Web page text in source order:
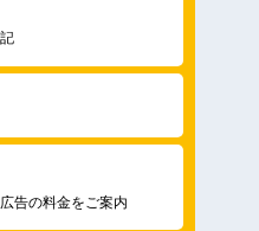
告の料金をご案内